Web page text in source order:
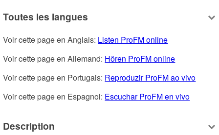
Toutes les langues
Voir cette page en Anglais: Listen ProFM online
Voir cette page en Allemand: Hören ProFM online
Voir cette page en Portugais: Reproduzir ProFM ao vivo
Voir cette page en Espagnol: Escuchar ProFM en vivo
Description